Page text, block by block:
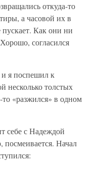
откуда-то
а часовой их в
пускает. Как они ни
согласился
я поспешил к
несколько толстых
«разжился» в одном
себе с Надеждой
посмеивается. Начал